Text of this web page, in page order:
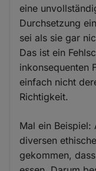
eine
Durchsetzung
sei als sie gar
Das ist ein
inkonsequenten
einfach nicht
Richtigkeit.
Mal ein Beispiel:
diversen
gekommen,